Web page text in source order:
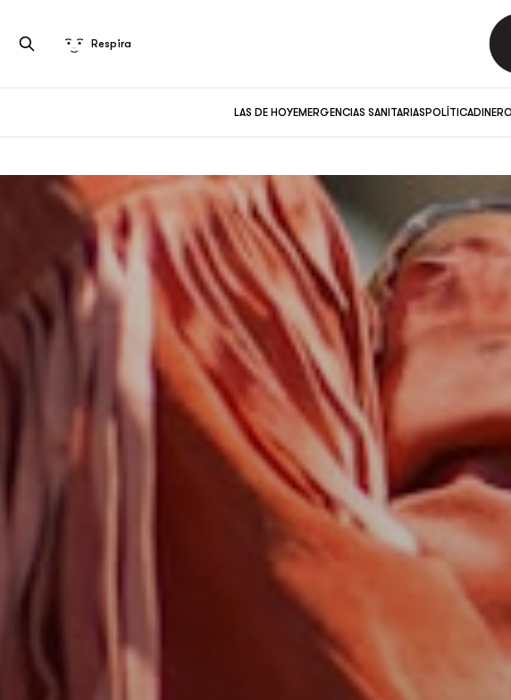
LAS DE HOYEMERGENCIAS SANITARIASPOLÍTICADINERO
Respira